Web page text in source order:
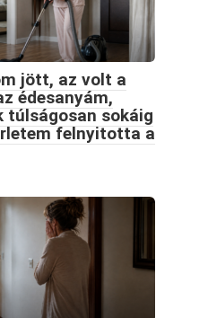
jött, az volt a
édesanyám,
túlságosan sokáig
felnyitotta a